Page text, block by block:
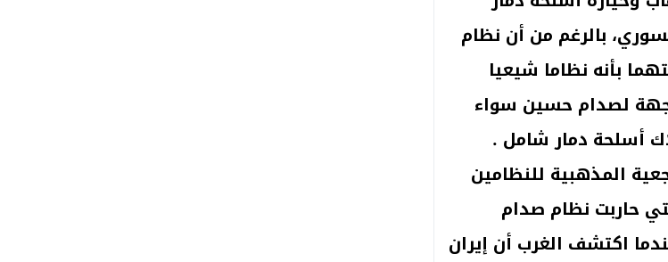
بالرغم من أن نظام
بأنه نظاما شيعيا
لصدام حسين سواء
أسلحة دمار شامل .
المذهبية للنظامين
حاربت نظام صدام
اكتشف الغرب أن إيران